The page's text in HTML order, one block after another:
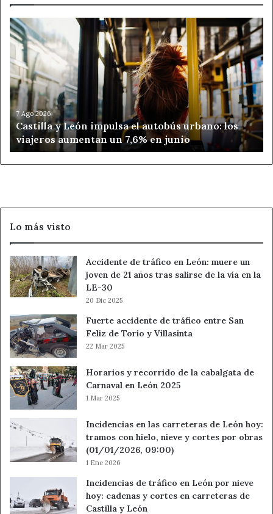
Castilla
y
León
impulsa
el
autobús
urbano:
los
viajeros
aumentan
un
7,6%
7 Ago 2026
Castilla y León impulsa el autobús urbano: los
viajeros aumentan un 7,6% en junio
Lo más visto
Accidente de tráfico en León: muere un
joven de 21 años tras salirse de la vía en la
LE-30
20 Dic 2025
Fuerte accidente de tráfico entre San
Feliz de Torío y Villasinta
22 Mar 2025
Horarios y recorrido de la cabalgata de
Carnaval en León 2025
1 Mar 2025
Incidencias en las carreteras de León hoy:
tramos con hielo, nieve y cortes por obras
(01/01/2026, 09:00)
1 Ene 2026
Incidencias de tráfico en León por nieve
hoy: cadenas y cortes en carreteras de
Castilla y León